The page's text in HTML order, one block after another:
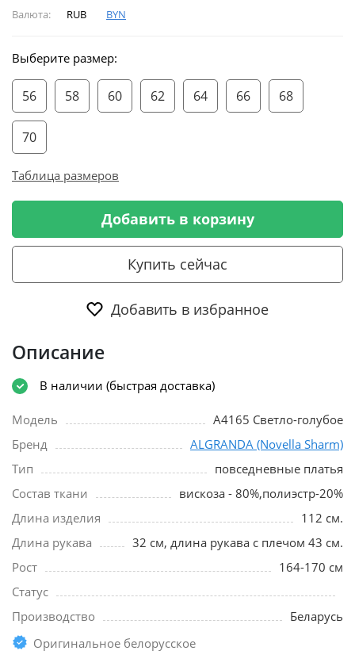
Валюта: RUB BYN
Выберите размер:
56 58 60 62 64 66 68
70
Таблица размеров
Добавить в корзину
Купить сейчас
Добавить в избранное
Описание
В наличии (быстрая доставка)
Модель
A4165 Светло-голубое
Бренд
ALGRANDA (Novella Sharm)
Тип
повседневные платья
Состав ткани
вискоза - 80%,полиэстр-20%
Длина изделия
112 см.
Длина рукава
32 см, длина рукава с плечом 43 см.
Рост
164-170 см
Статус
Производство
Беларусь
Оригинальное белорусское